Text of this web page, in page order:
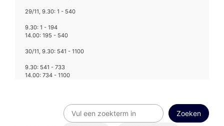
29/11, 9.30: 1 - 540
9.30: 1 - 194
14.00: 195 - 540
30/11, 9.30: 541 - 1100
9.30: 541 - 733
14.00: 734 - 1100